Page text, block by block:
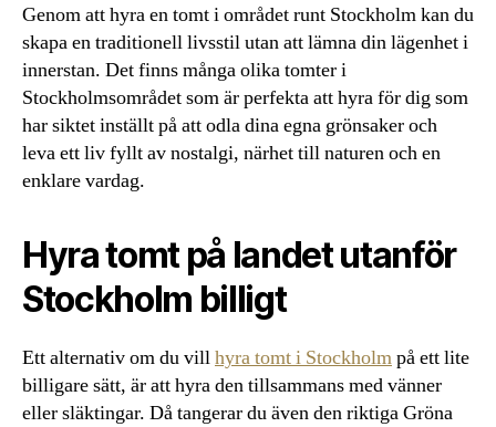
Genom att hyra en tomt i området runt Stockholm kan du
skapa en traditionell livsstil utan att lämna din lägenhet i
innerstan. Det finns många olika tomter i
Stockholmsområdet som är perfekta att hyra för dig som
har siktet inställt på att odla dina egna grönsaker och
leva ett liv fyllt av nostalgi, närhet till naturen och en
enklare vardag.
Hyra tomt på landet utanför
Stockholm billigt
Ett alternativ om du villhyra tomt i Stockholmpå ett lite
billigare sätt, är att hyra den tillsammans med vänner
eller släktingar. Då tangerar du även den riktiga Gröna